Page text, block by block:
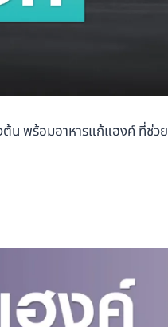
ต้น พร้อมอาหารแก้แฮงค์ ที่ช่วย